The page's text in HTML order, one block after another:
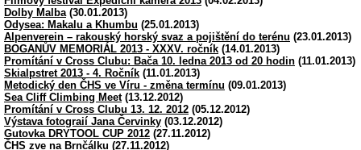
Dolby Malba (30.01.2013)
Odysea: Makalu a Khumbu (25.01.2013)
Alpenverein – rakouský horský svaz a pojištění do terénu (23.01.2013)
BOGANŮV MEMORIÁL 2013 - XXXV. ročník (14.01.2013)
Promítání v Cross Clubu: Bača 10. ledna 2013 od 20 hodin (11.01.2013)
Skialpstret 2013 - 4. Ročník (11.01.2013)
Metodický den ČHS ve Víru - změna termínu (09.01.2013)
Sea Cliff Climbing Meet(13.12.2012)
Promítání v Cross Clubu 13. 12. 2012 (05.12.2012)
Výstava fotograií Jana Červinky (03.12.2012)
Gutovka DRYTOOL CUP 2012 (27.11.2012)
ČHS zve na Brnčálku (27.11.2012)